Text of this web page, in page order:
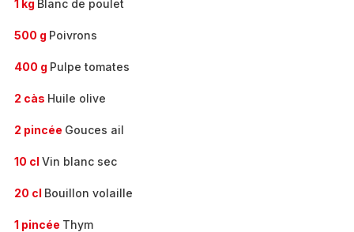
1 kg Blanc de poulet
500 g Poivrons
400 g Pulpe tomates
2 càs Huile olive
2 pincée Gouces ail
10 cl Vin blanc sec
20 cl Bouillon volaille
1 pincée Thym